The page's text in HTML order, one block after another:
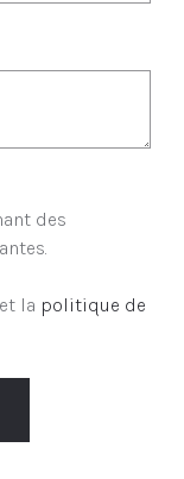
des
et la politique de